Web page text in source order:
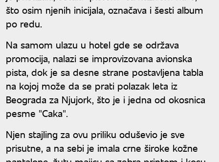
što osim njenih inicijala, označava i šesti album
po redu.
Na samom ulazu u hotel gde se održava
promocija, nalazi se improvizovana avionska
pista, dok je sa desne strane postavljena tabla
na kojoj može da se prati polazak leta iz
Beograda za Njujork, što je i jedna od okosnica
pesme "Caka".
Njen stajling za ovu priliku oduševio je sve
prisutne, a na sebi je imala crne široke kožne